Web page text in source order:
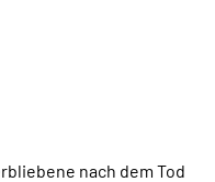
nach dem Tod